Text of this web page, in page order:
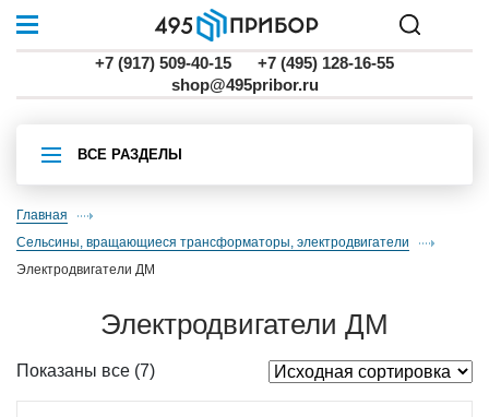
+7 (917) 509-40-15
+7 (495) 128-16-55
shop@495pribor.ru
ВСЕ РАЗДЕЛЫ
Главная
Сельсины, вращающиеся трансформаторы, электродвигатели
электродвигатели ДМ
электродвигатели ДМ
Показаны все (7)